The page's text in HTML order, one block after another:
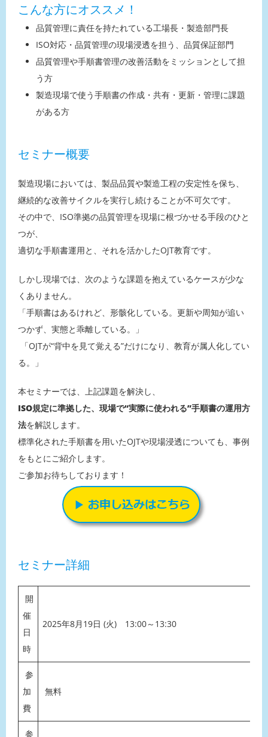
こんな方にオススメ！
品質管理に責任を持たれている工場長・製造部門長
ISO対応・品質管理の現場浸透を担う、品質保証部門
品質管理や手順書管理の改善活動をミッションとして担
う方
製造現場で使う手順書の作成・共有・更新・管理に課題
がある方
セミナー概要
製造現場においては、製品品質や製造工程の安定性を保ち、
継続的な改善サイクルを実行し続けることが不可欠です。
その中で、ISO準拠の品質管理を現場に根づかせる手段のひと
つが、
適切な手順書運用と、それを活かしたOJT教育です。
しかし現場では、次のような課題を抱えているケースが少な
くありません。
「手順書はあるけれど、形骸化している。更新や周知が追い
つかず、実態と乖離している。」
「OJTが“背中を見て覚える”だけになり、教育が属人化してい
る。」
本セミナーでは、上記課題を解決し、
ISO規定に準拠した、現場で“実際に使われる”手順書の運用方
法を解説します。
標準化された手順書を用いたOJTや現場浸透についても、事例
をもとにご紹介します。
ご参加お待ちしております！
セミナー詳細
開
催
日
時
2025年8月19日 (火) 13:00～13:30
参
加
費
無料
参